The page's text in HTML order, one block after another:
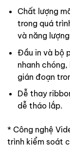
Chất lượng
trong quá
và năng
Đầu in và bộ
nhanh
gián đoạn
Dễ thay
dễ tháo lắp.
* Công nghệ
trình kiểm soát